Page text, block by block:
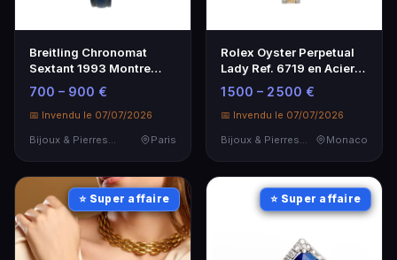
Breitling Chronomat
Sextant 1993 Montre
Chronographe
700 – 900 €
📅 Invendu le 07/07/2026
Paris
Rolex Oyster Perpetual
Lady Ref. 6719 en Acier
et Or - Élégance
intemporelle
1 500 – 2 500 €
📅 Invendu le 07/07/2026
Monaco
⭐ Super affaire ⭐ Super affaire